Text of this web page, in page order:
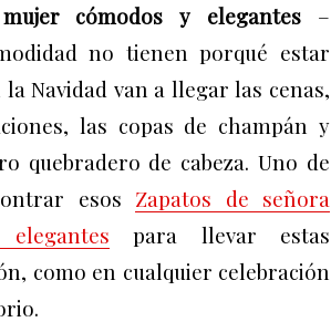
cómodos y elegantes –
no tienen porqué estar
Navidad van a llegar las cenas,
, las copas de champán y
quebradero de cabeza. Uno de
esos Zapatos de señora
para llevar estas
como en cualquier celebración